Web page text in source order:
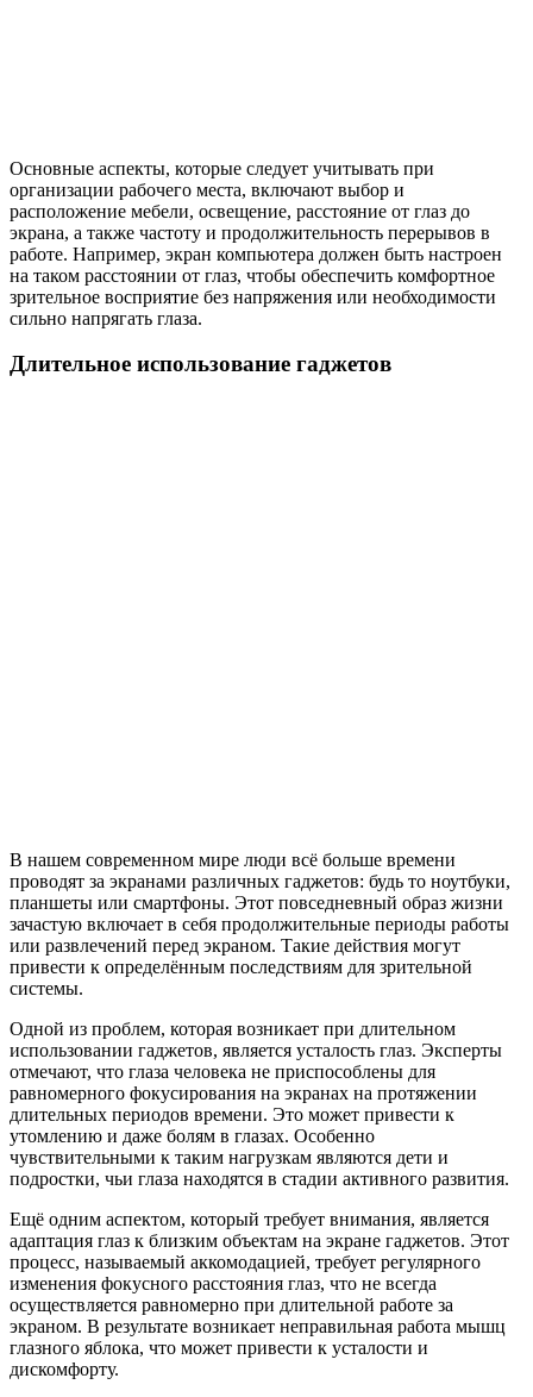
Основные аспекты, которые следует учитывать при
организации рабочего места, включают выбор и
расположение мебели, освещение, расстояние от глаз до
экрана, а также частоту и продолжительность перерывов в
работе. Например, экран компьютера должен быть настроен
на таком расстоянии от глаз, чтобы обеспечить комфортное
зрительное восприятие без напряжения или необходимости
сильно напрягать глаза.
Длительное использование гаджетов
В нашем современном мире люди всё больше времени
проводят за экранами различных гаджетов: будь то ноутбуки,
планшеты или смартфоны. Этот повседневный образ жизни
зачастую включает в себя продолжительные периоды работы
или развлечений перед экраном. Такие действия могут
привести к определённым последствиям для зрительной
системы.
Одной из проблем, которая возникает при длительном
использовании гаджетов, является усталость глаз. Эксперты
отмечают, что глаза человека не приспособлены для
равномерного фокусирования на экранах на протяжении
длительных периодов времени. Это может привести к
утомлению и даже болям в глазах. Особенно
чувствительными к таким нагрузкам являются дети и
подростки, чьи глаза находятся в стадии активного развития.
Ещё одним аспектом, который требует внимания, является
адаптация глаз к близким объектам на экране гаджетов. Этот
процесс, называемый аккомодацией, требует регулярного
изменения фокусного расстояния глаз, что не всегда
осуществляется равномерно при длительной работе за
экраном. В результате возникает неправильная работа мышц
глазного яблока, что может привести к усталости и
дискомфорту.